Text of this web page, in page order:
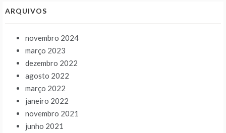
ARQUIVOS
novembro 2024
março 2023
dezembro 2022
agosto 2022
março 2022
janeiro 2022
novembro 2021
junho 2021